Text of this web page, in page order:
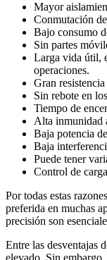
Mayor
Conmutación
Bajo consumo
Sin partes
Larga vida útil,
operaciones.
Gran
Sin rebote en
Tiempo de
Alta inmunidad
Baja potencia
Baja
Puede tener
Control de
Por todas estas
preferida en muchas
precisión son
Entre las desventajas